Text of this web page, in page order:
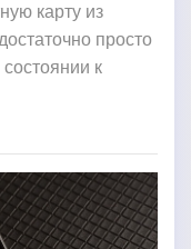
карту из
просто
к